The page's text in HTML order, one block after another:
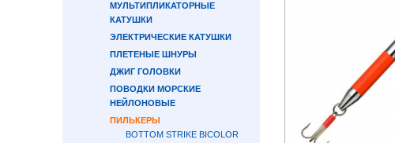
МУЛЬТИПЛИКАТОРНЫЕ
КАТУШКИ
ЭЛЕКТРИЧЕСКИЕ КАТУШКИ
ПЛЕТЕНЫЕ ШНУРЫ
ДЖИГ ГОЛОВКИ
ПОВОДКИ МОРСКИЕ
НЕЙЛОНОВЫЕ
ПИЛЬКЕРЫ
BOTTOM STRIKE BICOLOR